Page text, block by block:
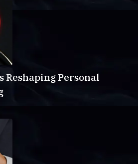
Reshaping Personal